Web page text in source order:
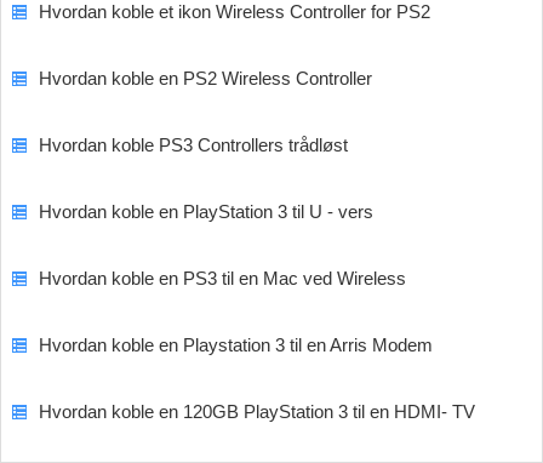
Hvordan koble et ikon Wireless Controller for PS2
Hvordan koble en PS2 Wireless Controller
Hvordan koble PS3 Controllers trådløst
Hvordan koble en PlayStation 3 til U - vers
Hvordan koble en PS3 til en Mac ved Wireless
Hvordan koble en Playstation 3 til en Arris Modem
Hvordan koble en 120GB PlayStation 3 til en HDMI- TV